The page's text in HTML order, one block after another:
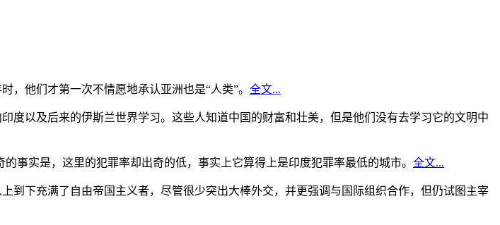
，他们才第一次不情愿地承认亚洲也是“人类”。 全文...
度以及后来的伊斯兰世界学习。这些人知道中国的财富和壮美，但是他们没有去学习它的文明中
事实是，这里的犯罪率却出奇的低，事实上它算得上是印度犯罪率最低的城市。 全文...
到下充满了自由帝国主义者，尽管很少突出大棒外交，并更强调与国际组织合作，但仍试图主宰